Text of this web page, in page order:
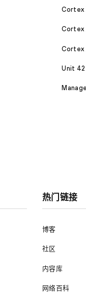
Cortex
Cortex
Cortex
Unit 42
热门链接
博客
社区
内容库
网络百科